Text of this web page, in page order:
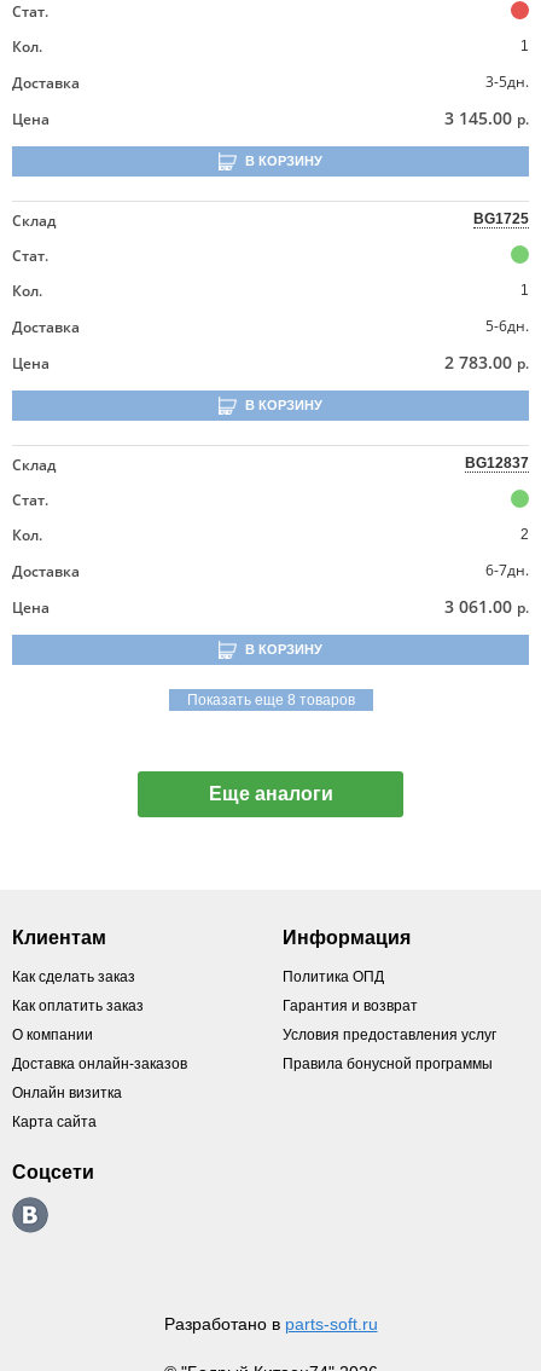
Стат.
Кол.
1
Доставка
3-5дн.
Цена
3 145.00 р.
В КОРЗИНУ
Склад BG1725
Стат.
Кол.
1
Доставка
5-6дн.
Цена
2 783.00 р.
В КОРЗИНУ
Склад BG12837
Стат.
Кол.
2
Доставка
6-7дн.
Цена
3 061.00 р.
В КОРЗИНУ
Показать еще 8 товаров
Еще аналоги
Клиентам
Как сделать заказ
Как оплатить заказ
О компании
Доставка онлайн-заказов
Онлайн визитка
Карта сайта
Информация
Политика ОПД
Гарантия и возврат
Условия предоставления услуг
Правила бонусной программы
Соцсети
Разработано в parts-soft.ru